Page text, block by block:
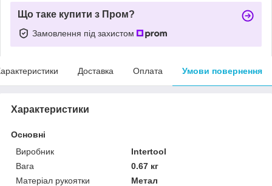
Що таке купити з Пром?
Замовлення під захистом
Доставка Оплата Умови повернення
Характеристики
Основні
Виробник
Intertool
Вага
0.67 кг
Матеріал рукоятки
Метал